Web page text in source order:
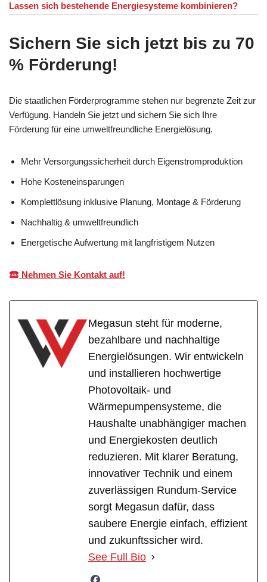
Lassen sich bestehende Energiesysteme kombinieren?
Sichern Sie sich jetzt bis zu 70
% Förderung!
Die staatlichen Förderprogramme stehen nur begrenzte Zeit zur
Verfügung. Handeln Sie jetzt und sichern Sie sich Ihre
Förderung für eine umweltfreundliche Energielösung.
Mehr Versorgungssicherheit durch Eigenstromproduktion
Hohe Kosteneinsparungen
Komplettlösung inklusive Planung, Montage & Förderung
Nachhaltig & umweltfreundlich
Energetische Aufwertung mit langfristigem Nutzen
Nehmen Sie Kontakt auf!
Megasun steht für moderne,
bezahlbare und nachhaltige
Energielösungen. Wir entwickeln
und installieren hochwertige
Photovoltaik- und
Wärmepumpensysteme, die
Haushalte unabhängiger machen
und Energiekosten deutlich
reduzieren. Mit klarer Beratung,
innovativer Technik und einem
zuverlässigen Rundum-Service
sorgt Megasun dafür, dass
saubere Energie einfach, effizient
und zukunftssicher wird.
See Full Bio